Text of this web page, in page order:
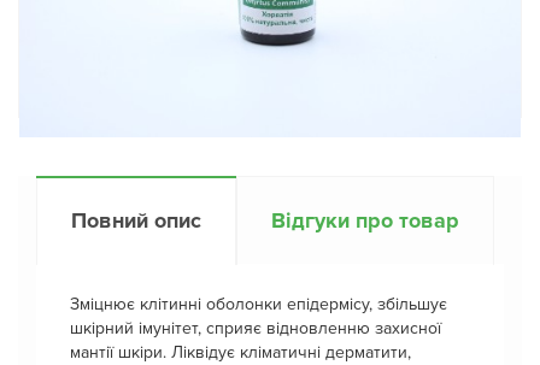
Повний опис Відгуки про товар
Зміцнює клітинні оболонки епідермісу, збільшує
шкірний імунітет, сприяє відновленню захисної
мантії шкіри. Ліквідує кліматичні дерматити,